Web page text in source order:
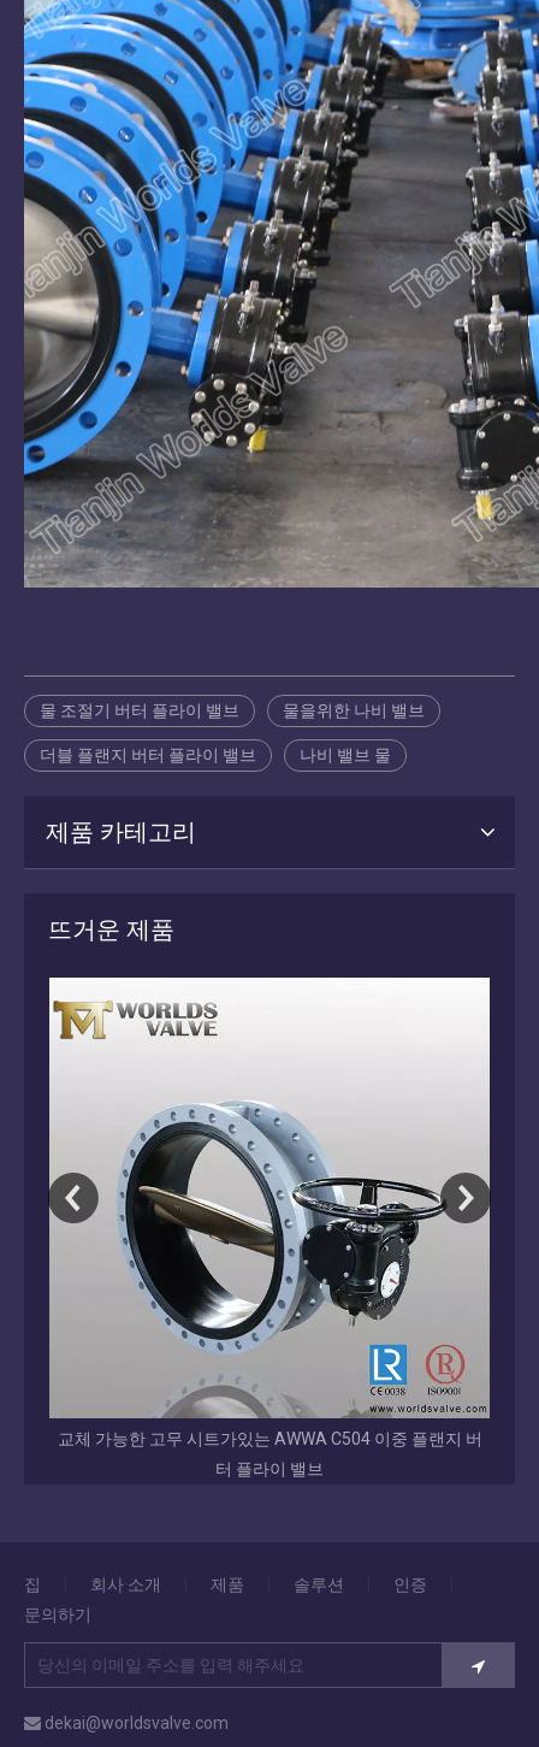
물 조절기 버터 플라이 밸브 물을위한 나비 밸브
더블 플랜지 버터 플라이 밸브 나비 밸브 물
제품 카테고리
뜨거운 제품
교체 가능한 고무 시트가있는 AWWA C504 이중 플랜지 버
터 플라이 밸브
집 회사 소개 제품 솔루션 인증
문의하기
 dekai@worldsvalve.com